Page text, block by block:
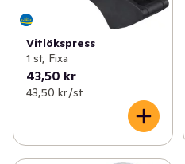
Vitlökspress
1 st, Fixa
43,50 kr
43,50 kr /st